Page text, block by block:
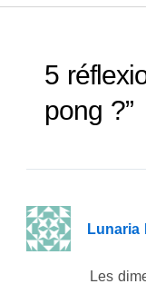
5
pong ?”
Lunaria
Les